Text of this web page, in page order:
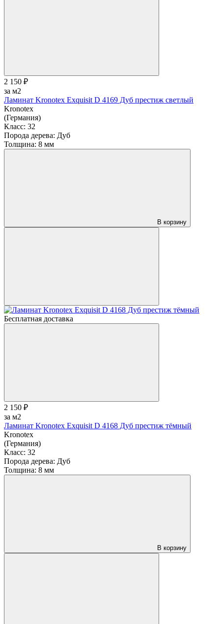
2 150 ₽
за м2
Ламинат Kronotex Exquisit D 4169 Дуб престиж светлый
Kronotex
(Германия)
Класс: 32
Порода дерева: Дуб
Толщина: 8 мм
В корзину
Бесплатная доставка
2 150 ₽
за м2
Ламинат Kronotex Exquisit D 4168 Дуб престиж тёмный
Kronotex
(Германия)
Класс: 32
Порода дерева: Дуб
Толщина: 8 мм
В корзину